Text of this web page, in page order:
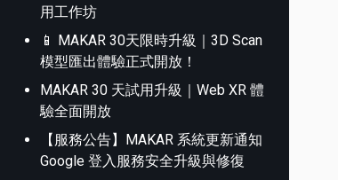
用工作坊
📱 MAKAR 30天限時升級｜3D Scan
模型匯出體驗正式開放！
MAKAR 30 天試用升級｜Web XR 體
驗全面開放
【服務公告】MAKAR 系統更新通知
Google 登入服務安全升級與修復